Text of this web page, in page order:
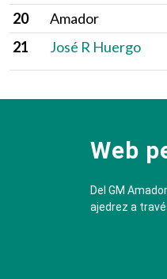
20
Amador
21
José R Huergo
Web
Del GM
ajedrez a